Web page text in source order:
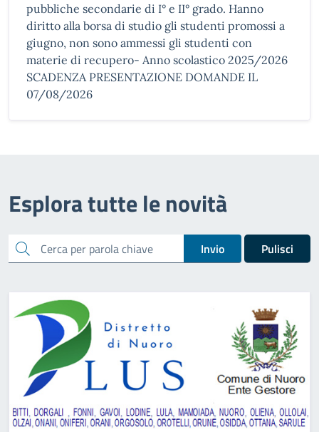
pubbliche secondarie di I° e II° grado. Hanno
diritto alla borsa di studio gli studenti promossi a
giugno, non sono ammessi gli studenti con
materie di recupero- Anno scolastico 2025/2026
SCADENZA PRESENTAZIONE DOMANDE IL
07/08/2026
Esplora tutte le novità
cerca Invio Pulisci